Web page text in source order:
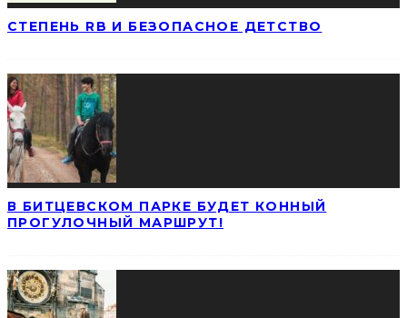
СТЕПЕНЬ RB И БЕЗОПАСНОЕ ДЕТСТВО
В БИТЦЕВСКОМ ПАРКЕ БУДЕТ КОННЫЙ
ПРОГУЛОЧНЫЙ МАРШРУТ!